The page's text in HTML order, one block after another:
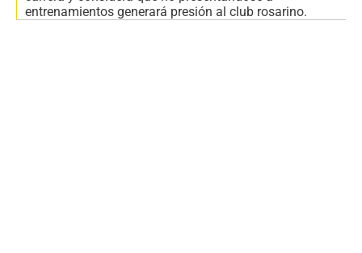
entrenamientos generará presión al club rosarino.